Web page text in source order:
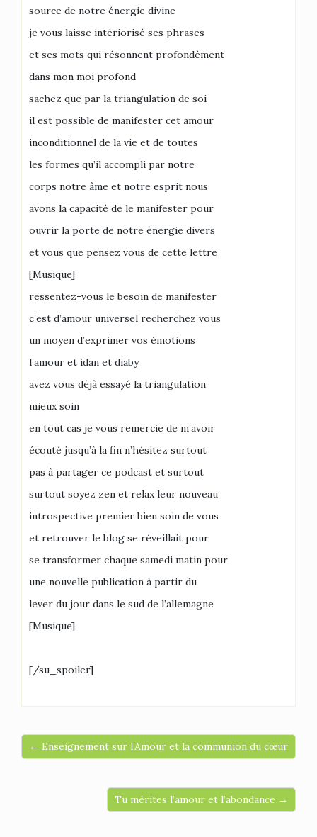
source de notre énergie divine
je vous laisse intériorisé ses phrases
et ses mots qui résonnent profondément
dans mon moi profond
sachez que par la triangulation de soi
il est possible de manifester cet amour
inconditionnel de la vie et de toutes
les formes qu’il accompli par notre
corps notre âme et notre esprit nous
avons la capacité de le manifester pour
ouvrir la porte de notre énergie divers
et vous que pensez vous de cette lettre
[Musique]
ressentez-vous le besoin de manifester
c’est d’amour universel recherchez vous
un moyen d’exprimer vos émotions
l’amour et idan et diaby
avez vous déjà essayé la triangulation
mieux soin
en tout cas je vous remercie de m’avoir
écouté jusqu’à la fin n’hésitez surtout
pas à partager ce podcast et surtout
surtout soyez zen et relax leur nouveau
introspective premier bien soin de vous
et retrouver le blog se réveillait pour
se transformer chaque samedi matin pour
une nouvelle publication à partir du
lever du jour dans le sud de l’allemagne
[Musique]
[/su_spoiler]
← Enseignement sur l’Amour et la communion du cœur
Tu mérites l’amour et l’abondance →